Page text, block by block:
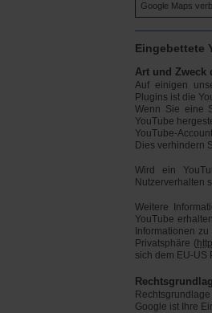
Google Maps
Eingebettete
Art und Zweck
Auf einigen
Plugins ist die
Wenn Sie eine
YouTube
YouTube-
Dies verhindern
Wird ein
Nutzerverhalten
Weitere
YouTube
Informationen
Privatsphäre (
sich dem EU-US
Google ist Ihre